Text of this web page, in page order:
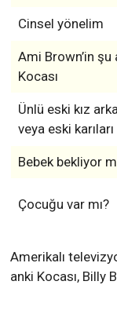
Cinsel yönelim
Ami Brown’in şu
Kocası
Ünlü eski kız
veya eski karıları
Bebek bekliyor
Çocuğu var mı?
Amerikalı
anki Kocası, Billy